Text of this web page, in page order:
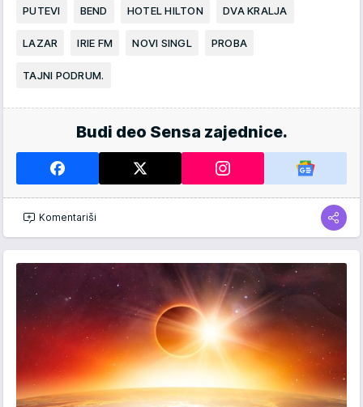
PUTEVI BEND HOTEL HILTON DVA KRALJA
LAZAR IRIE FM NOVI SINGL PROBA
TAJNI PODRUM.
Budi deo Sensa zajednice.
Komentariši